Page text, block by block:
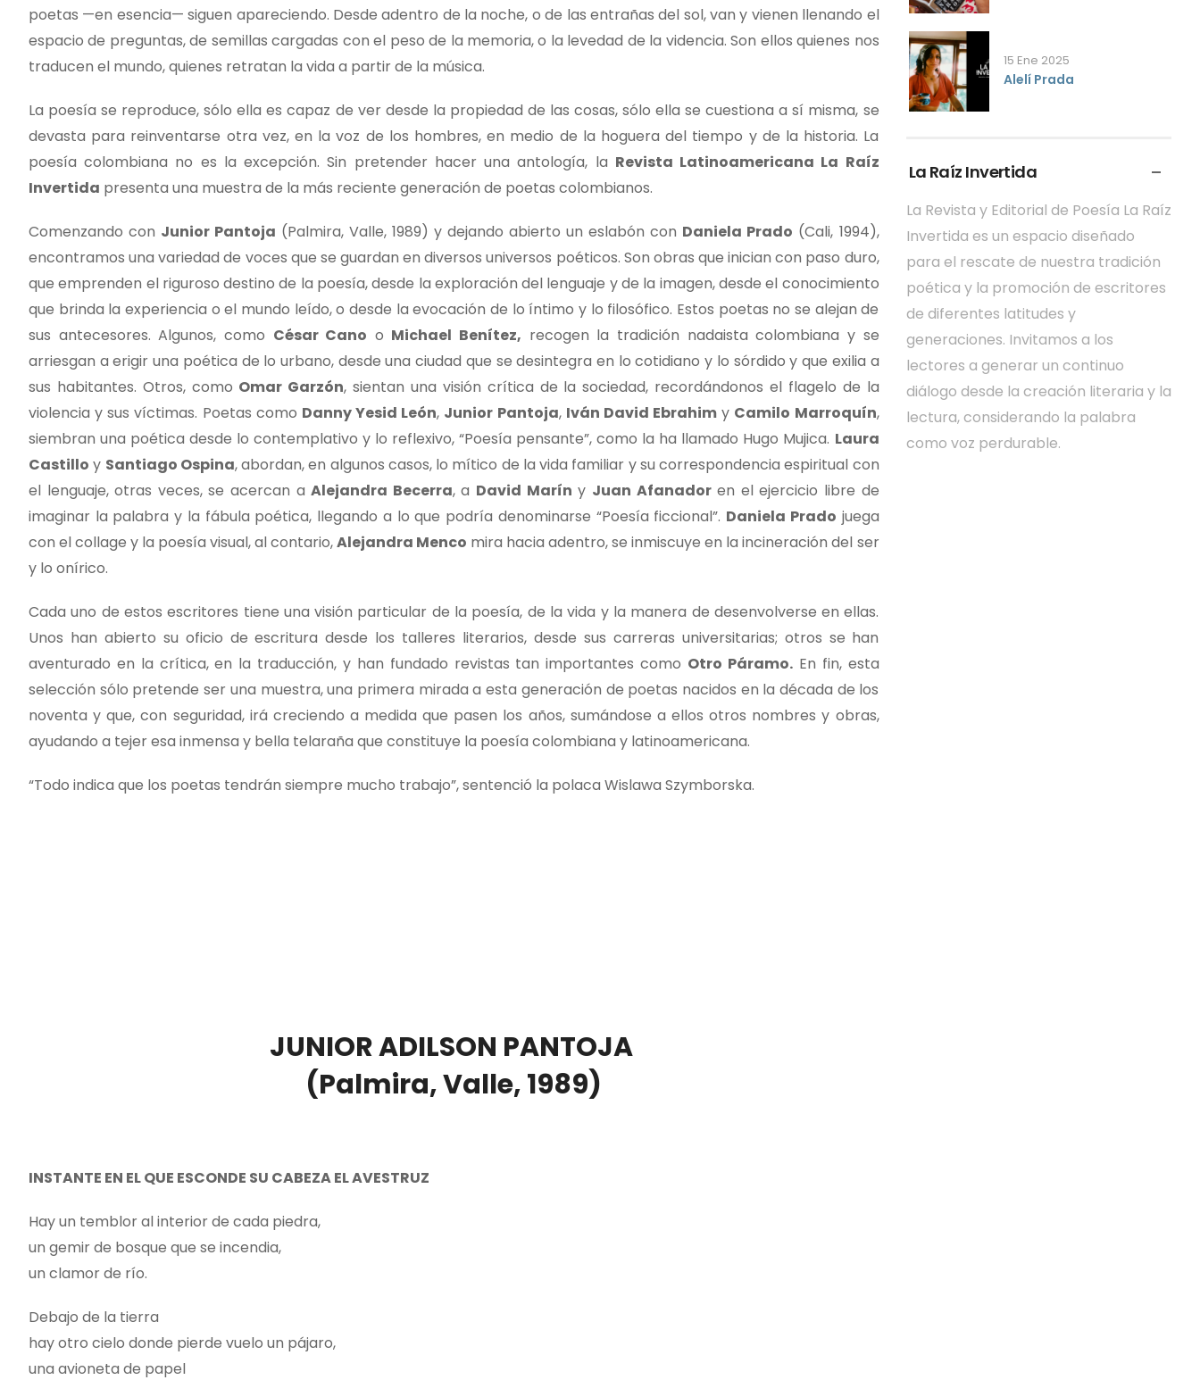
poetas —en esencia— siguen apareciendo. Desde adentro de la noche, o de las entrañas del sol, van y vienen llenando el
espacio de preguntas, de semillas cargadas con el peso de la memoria, o la levedad de la videncia. Son ellos quienes nos
traducen el mundo, quienes retratan la vida a partir de la música.
La poesía se reproduce, sólo ella es capaz de ver desde la propiedad de las cosas, sólo ella se cuestiona a sí misma, se
devasta para reinventarse otra vez, en la voz de los hombres, en medio de la hoguera del tiempo y de la historia. La
poesía colombiana no es la excepción. Sin pretender hacer una antología, la Revista Latinoamericana La Raíz
Invertida presenta una muestra de la más reciente generación de poetas colombianos.
Comenzando con Junior Pantoja (Palmira, Valle, 1989) y dejando abierto un eslabón con Daniela Prado (Cali, 1994),
encontramos una variedad de voces que se guardan en diversos universos poéticos. Son obras que inician con paso duro,
que emprenden el riguroso destino de la poesía, desde la exploración del lenguaje y de la imagen, desde el conocimiento
que brinda la experiencia o el mundo leído, o desde la evocación de lo íntimo y lo filosófico. Estos poetas no se alejan de
sus antecesores. Algunos, como César Cano o Michael Benítez, recogen la tradición nadaista colombiana y se
arriesgan a erigir una poética de lo urbano, desde una ciudad que se desintegra en lo cotidiano y lo sórdido y que exilia a
sus habitantes. Otros, como Omar Garzón, sientan una visión crítica de la sociedad, recordándonos el flagelo de la
violencia y sus víctimas. Poetas como Danny Yesid León, Junior Pantoja, Iván David Ebrahim y Camilo Marroquín,
siembran una poética desde lo contemplativo y lo reflexivo, “Poesía pensante”, como la ha llamado Hugo Mujica. Laura
Castillo y Santiago Ospina, abordan, en algunos casos, lo mítico de la vida familiar y su correspondencia espiritual con
el lenguaje, otras veces, se acercan aAlejandra Becerra, a David Marín y Juan Afanadoren el ejercicio libre de
imaginar la palabra y la fábula poética, llegando a lo que podría denominarse “Poesía ficcional”. Daniela Prado juega
con el collage y la poesía visual, al contario,Alejandra Menco mira hacia adentro, se inmiscuye en la incineración del ser
y lo onírico.
Cada uno de estos escritores tiene una visión particular de la poesía, de la vida y la manera de desenvolverse en ellas.
Unos han abierto su oficio de escritura desde los talleres literarios, desde sus carreras universitarias; otros se han
aventurado en la crítica, en la traducción, y han fundado revistas tan importantes como Otro Páramo.En fin, esta
selección sólo pretende ser una muestra, una primera mirada a esta generación de poetas nacidos en la década de los
noventa y que, con seguridad, irá creciendo a medida que pasen los años, sumándose a ellos otros nombres y obras,
ayudando a tejer esa inmensa y bella telaraña que constituye la poesía colombiana y latinoamericana.
“Todo indica que los poetas tendrán siempre mucho trabajo”, sentenció la polaca Wislawa Szymborska.
JUNIOR ADILSON PANTOJA
(Palmira, Valle, 1989)
INSTANTE EN EL QUE ESCONDE SU CABEZA EL AVESTRUZ
Hay un temblor al interior de cada piedra,
un gemir de bosque que se incendia,
un clamor de río.
Debajo de la tierra
hay otro cielo donde pierde vuelo un pájaro,
una avioneta de papel
15 Ene 2025
Alelí Prada
La Raíz Invertida
La Revista y Editorial de Poesía La Raíz
Invertida es un espacio diseñado
para el rescate de nuestra tradición
poética y la promoción de escritores
de diferentes latitudes y
generaciones. Invitamos a los
lectores a generar un continuo
diálogo desde la creación literaria y la
lectura, considerando la palabra
como voz perdurable.